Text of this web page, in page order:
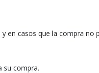
en casos que la compra no
su compra.